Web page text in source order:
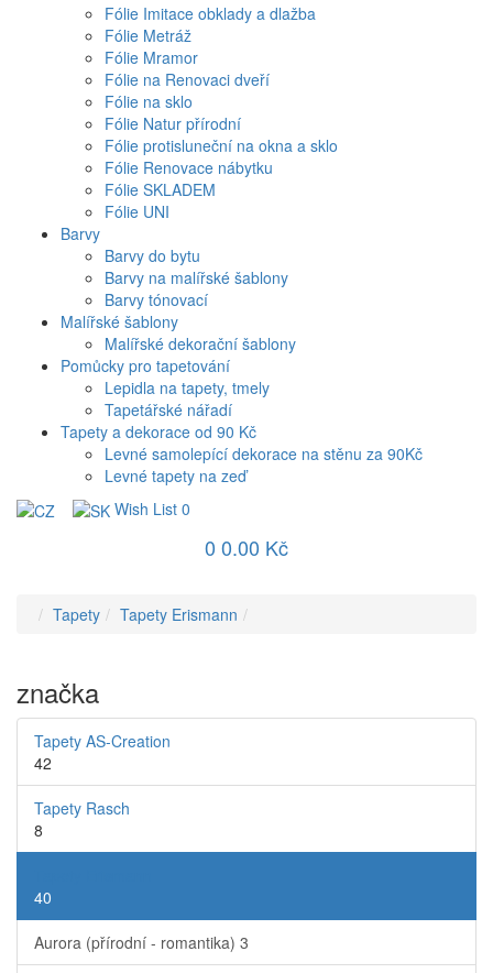
Fólie Imitace obklady a dlažba
Fólie Metráž
Fólie Mramor
Fólie na Renovaci dveří
Fólie na sklo
Fólie Natur přírodní
Fólie protisluneční na okna a sklo
Fólie Renovace nábytku
Fólie SKLADEM
Fólie UNI
Barvy
Barvy do bytu
Barvy na malířské šablony
Barvy tónovací
Malířské šablony
Malířské dekorační šablony
Pomůcky pro tapetování
Lepidla na tapety, tmely
Tapetářské nářadí
Tapety a dekorace od 90 Kč
Levné samolepící dekorace na stěnu za 90Kč
Levné tapety na zeď
Wish List 0
0 0.00 Kč
Tapety Tapety Erismann
značka
Tapety AS-Creation
42
Tapety Rasch
8
40
Aurora (přírodní - romantika) 3